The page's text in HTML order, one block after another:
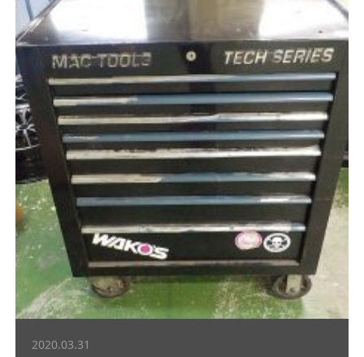
2020.03.31